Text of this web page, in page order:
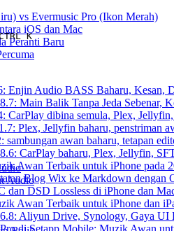
K
Enjin Audio BASS Baharu, Kesan,
Main Balik Tanpa Jeda Sebenar,
CarPlay dibina semula, Plex,
Plex, Jellyfin baharu, penstriman
sambungan awan baharu, tetapan
CarPlay baharu, Plex, Jellyfin,
Awan Terbaik untuk iPhone pada
Blog Wix ke Markdown dengan
dan DSD Lossless di iPhone dan
Awan Terbaik untuk iPhone dan
Aliyun Drive, Synology, Gaya UI
di Setapp Mobile: Muzik Awan
vs Evermusic Pro (Ikon Merah)
iOS dan Mac
Peranti Baru
Audio